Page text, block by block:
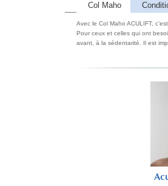
Col Maho
Avec le Col Maho ACULIFT,
Pour ceux et celles qui ont
avant, à la sédentarité. Il est